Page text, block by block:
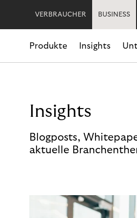
VERBRAUCHER BUSINESS
Produkte Insights
Insights
Blogposts,
aktuelle